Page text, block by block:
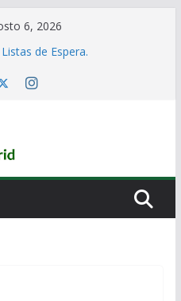
6, 2026
de Espera.